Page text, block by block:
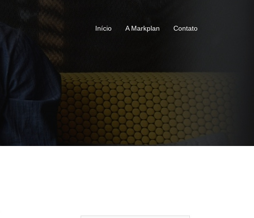
Início A Markplan Contato